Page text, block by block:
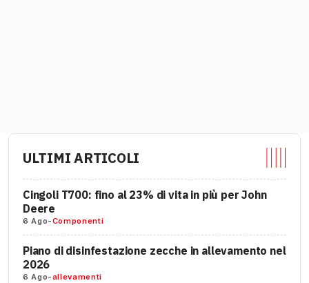
ULTIMI ARTICOLI
Cingoli T700: fino al 23% di vita in più per John
Deere
6 Ago-Componenti
Piano di disinfestazione zecche in allevamento nel
2026
6 Ago-allevamenti